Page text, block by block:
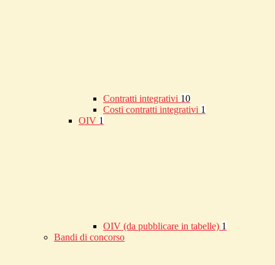
Contratti integrativi 10
Costi contratti integrativi 1
OIV 1
OIV (da pubblicare in tabelle) 1
Bandi di concorso